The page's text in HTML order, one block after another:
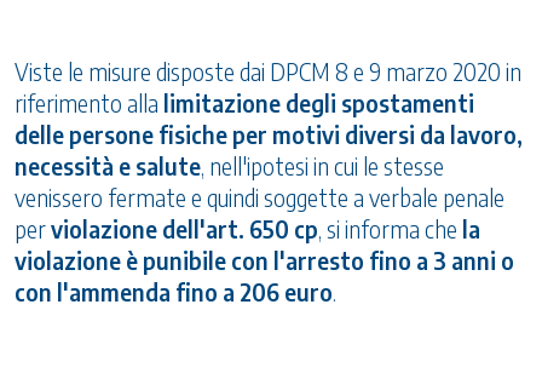
Viste le misure disposte dai DPCM 8 e 9 marzo 2020 in
riferimento alla limitazione degli spostamenti
delle persone fisiche per motivi diversi da lavoro,
necessità e salute, nell'ipotesi in cui le stesse
venissero fermate e quindi soggette a verbale penale
perviolazione dell'art. 650 cp, si informa che la
violazione è punibile con l'arresto fino a 3 anni o
con l'ammenda fino a 206 euro.